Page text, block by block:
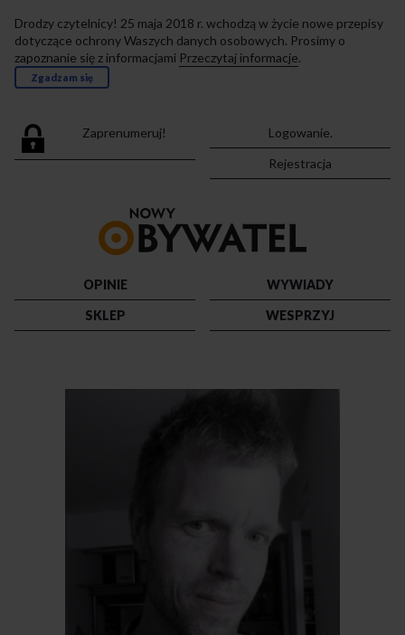
Drodzy czytelnicy! 25 maja 2018 r. wchodzą w życie nowe przepisy
dotyczące ochrony Waszych danych osobowych. Prosimy o
zapoznanie się z informacjami Przeczytaj informacje.
Zgadzam się
Zaprenumeruj!
Logowanie.
Rejestracja
strony
OPINIE
WYWIADY
SKLEP
WESPRZYJ